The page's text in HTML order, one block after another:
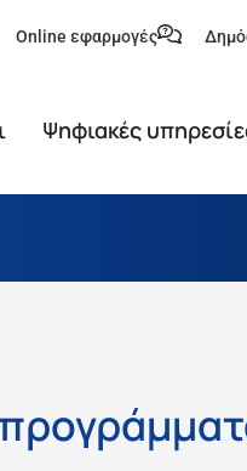
Online εφαρμογές
Ψηφιακές